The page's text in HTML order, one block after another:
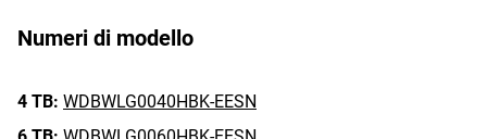
Numeri di modello
4 TB: WDBWLG0040HBK-EESN